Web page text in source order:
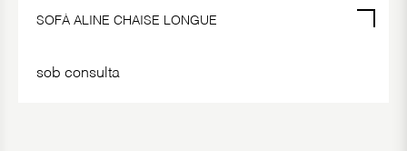
SOFÁ ALINE CHAISE LONGUE
sob consulta